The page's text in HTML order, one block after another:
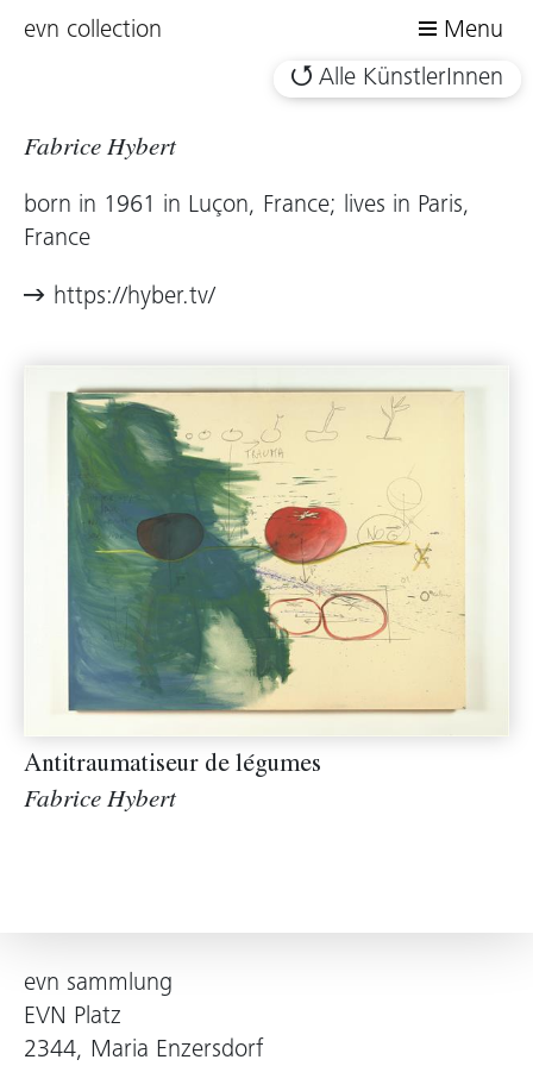
evn collection
Menu
Alle KünstlerInnen
Fabrice Hybert
born in 1961 in Luçon, France; lives in Paris,
France
https://hyber.tv/
Antitraumatiseur de légumes
Fabrice Hybert
evn sammlung
EVN Platz
2344, Maria Enzersdorf